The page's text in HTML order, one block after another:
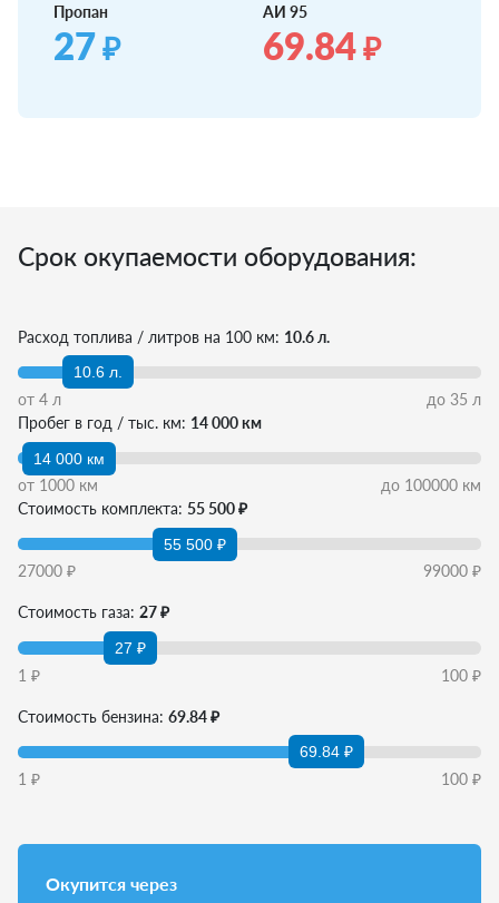
Пропан
27₽
АИ 95
69.84₽
Срок окупаемости оборудования:
Расход топлива / литров на 100 км: 10.6 л.
10.6 л.
от 4 л до 35 л
Пробег в год / тыс. км: 14 000 км
14 000 км
от 1000 км до 100000 км
Стоимость комплекта: 55 500 ₽
55 500 ₽
27000 ₽ 99000 ₽
Стоимость газа: 27 ₽
27 ₽
1 ₽ 100 ₽
Стоимость бензина: 69.84 ₽
69.84 ₽
1 ₽ 100 ₽
Окупится через